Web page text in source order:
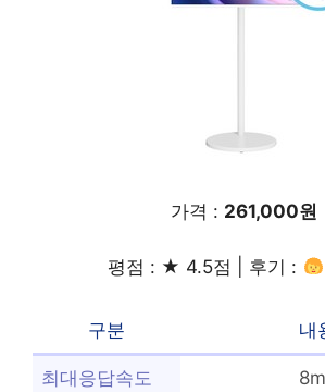
가격 : 261,000원
평점 : ★ 4.5점 | 후기 :
구분 내
최대응답속도